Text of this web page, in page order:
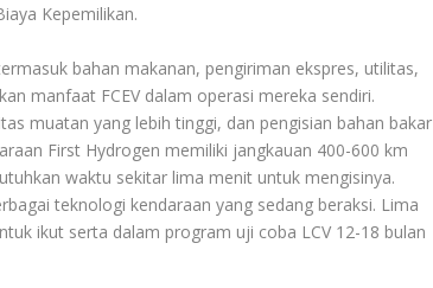
Kepemilikan.
bahan makanan, pengiriman ekspres, utilitas,
manfaat FCEV dalam operasi mereka sendiri.
muatan yang lebih tinggi, dan pengisian bahan bakar
First Hydrogen memiliki jangkauan 400-600 km
waktu sekitar lima menit untuk mengisinya.
teknologi kendaraan yang sedang beraksi. Lima
ikut serta dalam program uji coba LCV 12-18 bulan